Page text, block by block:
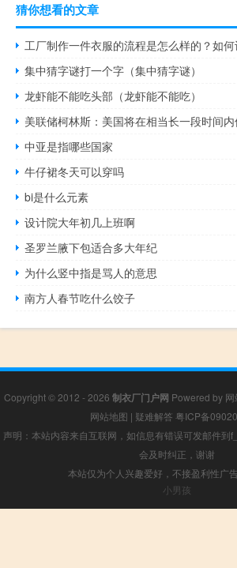
猜你想看的文章
工厂制作一件衣服的流程是怎么样的？如
集中猜字谜打一个字（集中猜字谜）
龙虾能不能吃头部（龙虾能不能吃）
美联储柯林斯：美国将在相当长一段时间
中亚是指哪些国家
牛仔裙冬天可以穿吗
bi是什么元素
设计院大年初几上班啊
圣罗兰腋下包适合多大年纪
为什么竖中指是骂人的意思
南方人春节吃什么饺子
Copyright © 2012 - 2026 制衣厂门户网 Powered by
网站地图 | 疑难解答 粤ICP备
声明：本站内容来自互联网，如信息有错误可发邮件到
会及时纠正，谢谢
本站仅为个人兴趣爱好，不接盈利性广
小男孩